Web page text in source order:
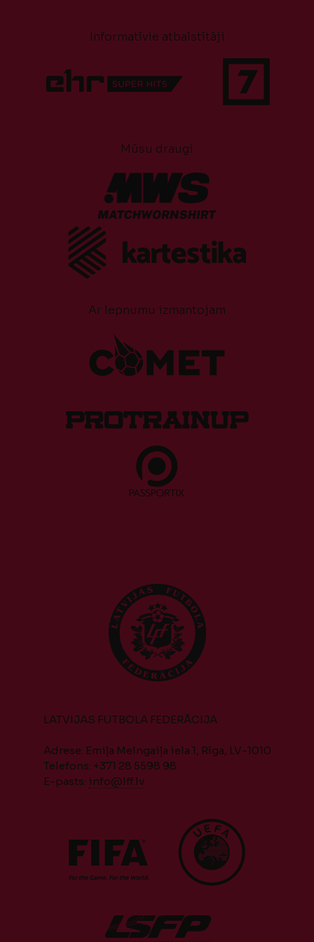
Informatīvie atbalstītāji
Mūsu draugi
Ar lepnumu izmantojam
LATVIJAS FUTBOLA FEDERĀCIJA
Adrese: Emiļa Melngaiļa iela 1, Rīga, LV-1010
Telefons: +371 28 5598 98
E-pasts: info@lff.lv